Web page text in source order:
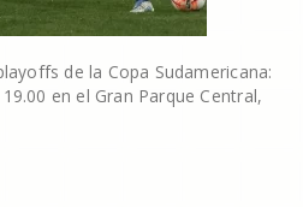
de la Copa Sudamericana:
en el Gran Parque Central,